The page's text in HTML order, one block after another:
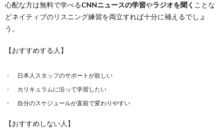
心配な方は無料で学べるCNNニュースの学習やラジオを聞く ことな
どネイティブのリスニング練習を両立すれば十分に補えるでしょ
う。
【おすすめする人】
日本人スタッフのサポートが欲しい
カリキュラムに沿って学習したい
自分のスケジュールが直前で変わりやすい
【おすすめしない人】